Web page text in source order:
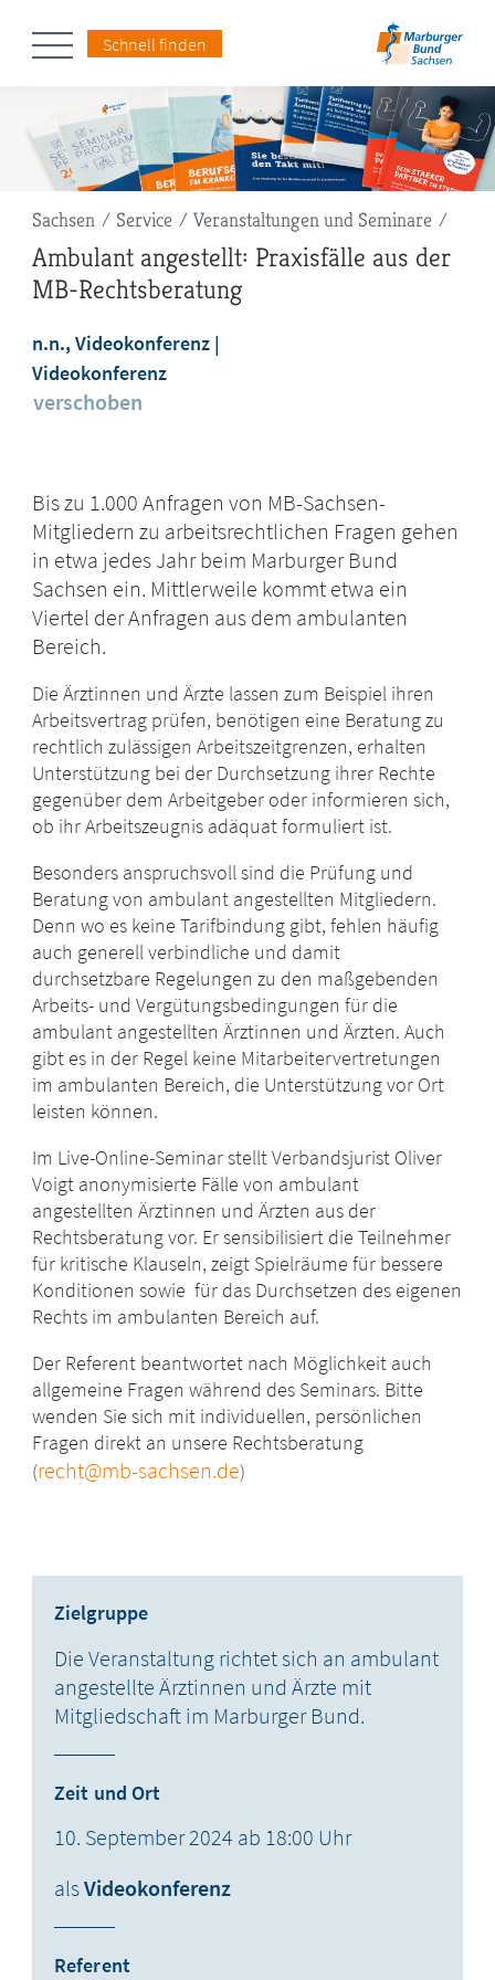
Schnell finden
Pfadnavigation
Sachsen Service Veranstaltungen und Seminare
Ambulant angestellt: Praxisfälle aus der
MB-Rechtsberatung
n.n., Videokonferenz
Videokonferenz
verschoben
Bis zu 1.000 Anfragen von MB-Sachsen-
Mitgliedern zu arbeitsrechtlichen Fragen gehen
in etwa jedes Jahr beim Marburger Bund
Sachsen ein. Mittlerweile kommt etwa ein
Viertel der Anfragen aus dem ambulanten
Bereich.
Die Ärztinnen und Ärzte lassen zum Beispiel ihren
Arbeitsvertrag prüfen, benötigen eine Beratung zu
rechtlich zulässigen Arbeitszeitgrenzen, erhalten
Unterstützung bei der Durchsetzung ihrer Rechte
gegenüber dem Arbeitgeber oder informieren sich,
ob ihr Arbeitszeugnis adäquat formuliert ist.
Besonders anspruchsvollsind die Prüfung und
Beratung von ambulant angestellten Mitgliedern.
Denn wo es keine Tarifbindung gibt, fehlen häufig
auch generell verbindliche und damit
durchsetzbare Regelungenzu den maßgebenden
Arbeits- und Vergütungsbedingungen für die
ambulant angestellten Ärztinnen und Ärzten. Auch
gibt es in der Regel keine Mitarbeitervertretungen
im ambulanten Bereich, die Unterstützung vor Ort
leisten können.
Im Live-Online-Seminar stellt Verbandsjurist Oliver
Voigt anonymisierte Fälle von ambulant
angestellten Ärztinnen und Ärzten aus der
Rechtsberatung vor. Er sensibilisiert die Teilnehmer
für kritische Klauseln, zeigt Spielräume für bessere
Konditionen sowie für das Durchsetzen des eigenen
Rechts im ambulanten Bereich auf.
Der Referent beantwortet nach Möglichkeit auch
allgemeine Fragen während des Seminars. Bitte
wenden Sie sich mit individuellen, persönlichen
Fragen direkt an unsere Rechtsberatung
(recht@mb-sachsen.de)
Zielgruppe
Die Veranstaltung richtet sich an ambulant
angestellte Ärztinnen und Ärzte mit
Mitgliedschaft im Marburger Bund.
Zeit und Ort
10. September 2024 ab 18:00 Uhr
alsVideokonferenz
Referent